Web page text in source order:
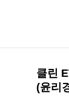
클린
(윤리